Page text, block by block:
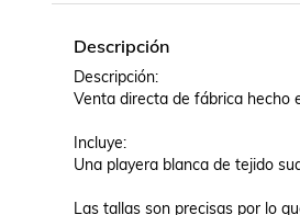
Descripción
Descripción:
Venta directa de fábrica hecho
Incluye:
Una playera blanca de tejido
Las tallas son precisas por lo